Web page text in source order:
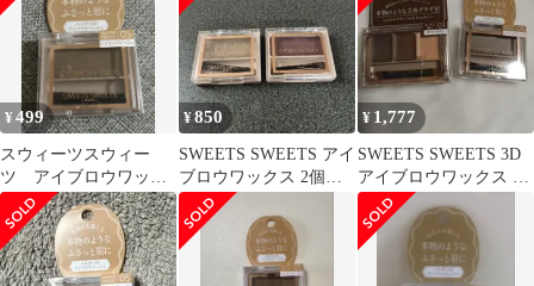
¥499
スウィーツスウィー
ツ アイブロウワック
ス 05 シナモングレー
ジュ
¥850
SWEETS SWEETS アイ
ブロウワックス 2個セ
ット
¥ 1,777
SWEETS SWEETS 3D
アイブロウワックス &
アイブロウワックス セ
ット